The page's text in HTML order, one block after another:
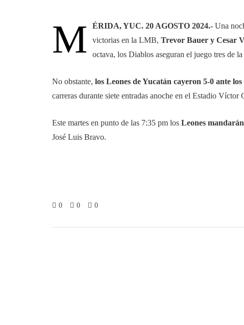
M ÉRIDA, YUC. 20 AGOSTO 2024.- Una
victorias en la LMB, Trevor Bauer y Cesar
octava, los Diablos aseguran el juego tres de
No obstante, los Leones de Yucatán cayeron 5-0 ante
carreras durante siete entradas anoche en el Estadio Víctor
Este martes en punto de las 7:35 pm los Leones
José Luis Bravo.
0 0 0